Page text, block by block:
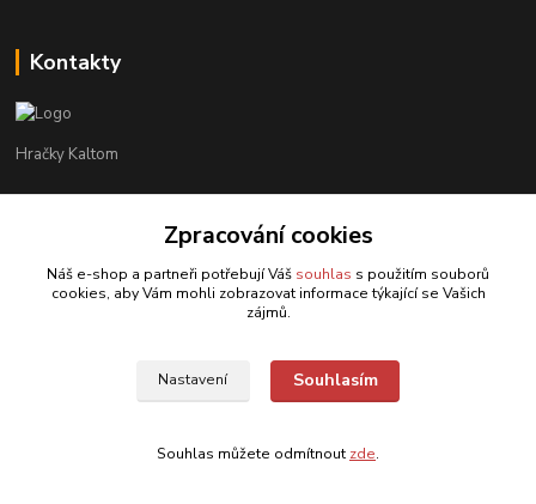
Kontakty
Hračky Kaltom
+420 777 538 008
hrackykaltom@gmail.com
Zpracování cookies
Náš e-shop a partneři potřebují Váš souhlas s použitím souborů
cookies, aby Vám mohli zobrazovat informace týkající se Vašich
zájmů.
Nastavení Souhlasím
Souhlas můžete odmítnout zde.